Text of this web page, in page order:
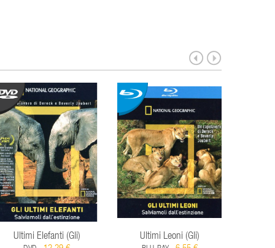
Ultimi Elefanti (Gli) Ultimi Leoni (Gli)